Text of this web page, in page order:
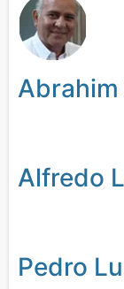
Abrahim
Alfredo
Pedro